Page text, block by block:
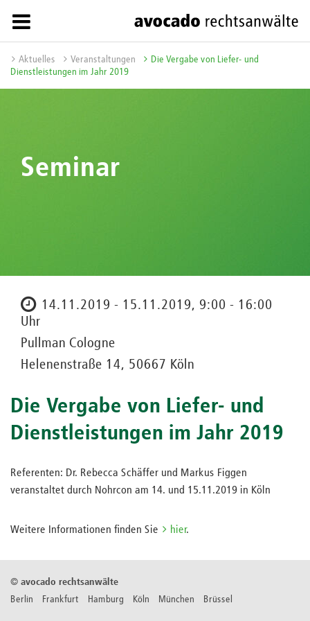
Aktuelles Veranstaltungen
Die Vergabe von Liefer- und
Dienstleistungen im Jahr 2019
Seminar
14.11.2019 - 15.11.2019, 9:00 - 16:00
Uhr
Pullman Cologne
Helenenstraße 14, 50667 Köln
Die Vergabe von Liefer- und
Dienstleistungen im Jahr 2019
Referenten: Dr. Rebecca Schäffer und Markus Figgen
veranstaltet durch Nohrcon am 14. und 15.11.2019 in Köln
Weitere Informationen finden Sie hier.
© avocado rechtsanwälte
Berlin Frankfurt Hamburg Köln München Brüssel